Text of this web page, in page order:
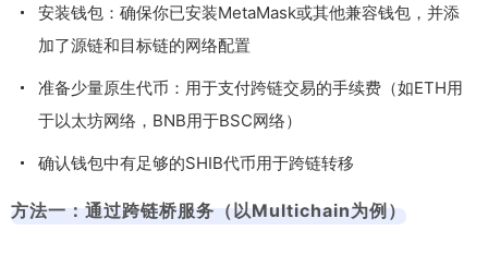
安装钱包：确保你已安装MetaMask或其他兼容钱包，并添
加了源链和目标链的网络配置
准备少量原生代币：用于支付跨链交易的手续费（如ETH用
于以太坊网络，BNB用于BSC网络）
确认钱包中有足够的SHIB代币用于跨链转移
方法一：通过跨链桥服务（以Multichain为例）